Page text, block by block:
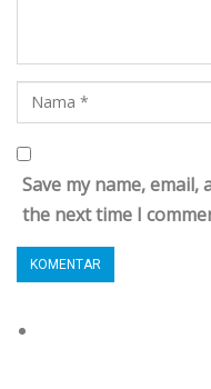
Save my name,
the next time I